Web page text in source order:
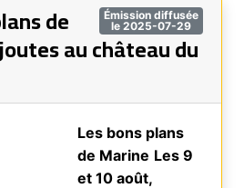
Émission diffusée
le 2025-07-29
de
au château du
Les bons plans
de Marine Les 9
et 10 août,